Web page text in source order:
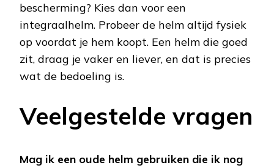
bescherming? Kies dan voor een
integraalhelm. Probeer de helm altijd fysiek
op voordat je hem koopt. Een helm die goed
zit, draag je vaker en liever, en dat is precies
wat de bedoeling is.
Veelgestelde vragen
Mag ik een oude helm gebruiken die ik nog